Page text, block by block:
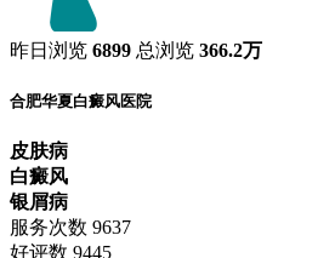
昨日浏览 6899 总浏览 366.2万
合肥华夏白癜风医院
皮肤病
白癜风
银屑病
服务次数 9637
好评数 9445